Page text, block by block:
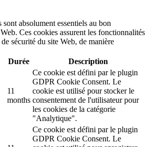
sont absolument essentiels au bon
Ces cookies assurent les fonctionnalités
sécurité du site Web, de manière
Durée Description
11
months
Ce cookie est défini par le plugin
GDPR Cookie Consent. Le
cookie est utilisé pour stocker le
consentement de l'utilisateur pour
les cookies de la catégorie
"Analytique".
Ce cookie est défini par le plugin
GDPR Cookie Consent. Le